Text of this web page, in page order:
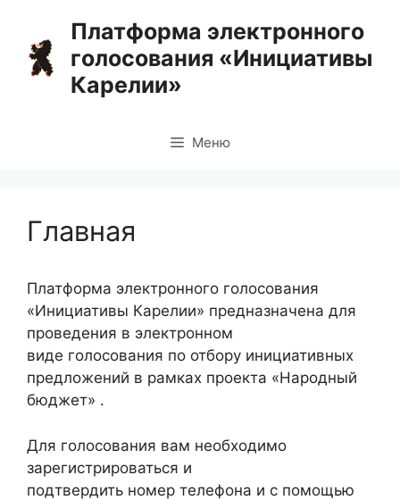
содержимому
Платформа электронного
голосования «Инициативы
Карелии»
Меню
Главная
Платформа электронного голосования
«Инициативы Карелии» предназначена для
проведения в электронном
виде голосования по отбору инициативных
предложений в рамках проекта «Народный
бюджет» .
Для голосования вам необходимо
зарегистрироваться и
подтвердить номер телефона и с помощью